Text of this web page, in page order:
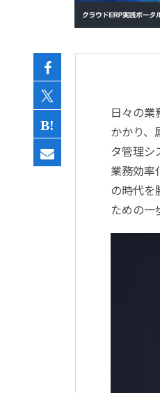
日々の
かかり、
タ管理シ
業務効率
の時代を
ための一